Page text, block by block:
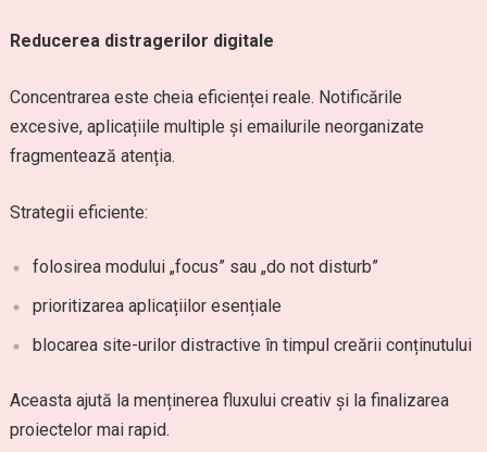
Reducerea distragerilor digitale
Concentrarea este cheia eficienței reale. Notificările
excesive, aplicațiile multiple și emailurile neorganizate
fragmentează atenția.
Strategii eficiente:
folosirea modului „focus” sau „do not disturb”
prioritizarea aplicațiilor esențiale
blocarea site-urilor distractive în timpul creării conținutului
Aceasta ajută la menținerea fluxului creativ și la finalizarea
proiectelor mai rapid.